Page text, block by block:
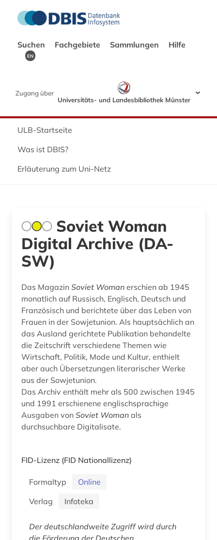
Suchen Fachgebiete Sammlungen Hilfe
EN
Zugang über
Universitäts- und Landesbibliothek Münster
ULB-Startseite
Was ist DBIS?
Erläuterung zum Uni-Netz
Soviet Woman
Digital Archive (DA-
SW)
Das Magazin Soviet Woman erschien ab 1945
monatlich auf Russisch, Englisch, Deutsch und
Französisch und berichtete über das Leben von
Frauen in der Sowjetunion. Als hauptsächlich an
das Ausland gerichtete Publikation behandelte
die Zeitschrift verschiedene Themen wie
Wirtschaft, Politik, Mode und Kultur, enthielt
aber auch Übersetzungen literarischer Werke
aus der Sowjetunion.
Das Archiv enthält mehr als 500 zwischen 1945
und 1991 erschienene englischsprachige
Ausgaben von Soviet Woman als
durchsuchbare Digitalisate.
FID-Lizenz (FID Nationallizenz)
Formaltyp
Online
Verlag
Infoteka
Der deutschlandweite Zugriff wird durch
die Förderung der Deutschen